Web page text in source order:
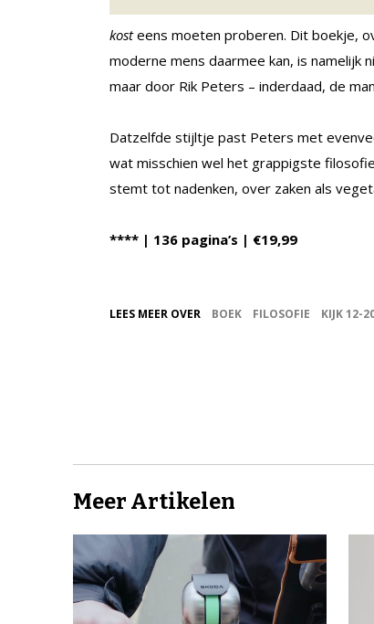
kosteens moeten proberen. Dit boekje,
moderne mens daarmee kan, is namelijk
maar door Rik Peters – inderdaad, de
Datzelfde stijltje past Peters met
wat misschien wel het grappigste
stemt tot nadenken, over zaken als
**** | 136 pagina’s | €19,99
LEES MEER OVER BOEK FILOSOFIE KIJK 12-
Meer Artikelen